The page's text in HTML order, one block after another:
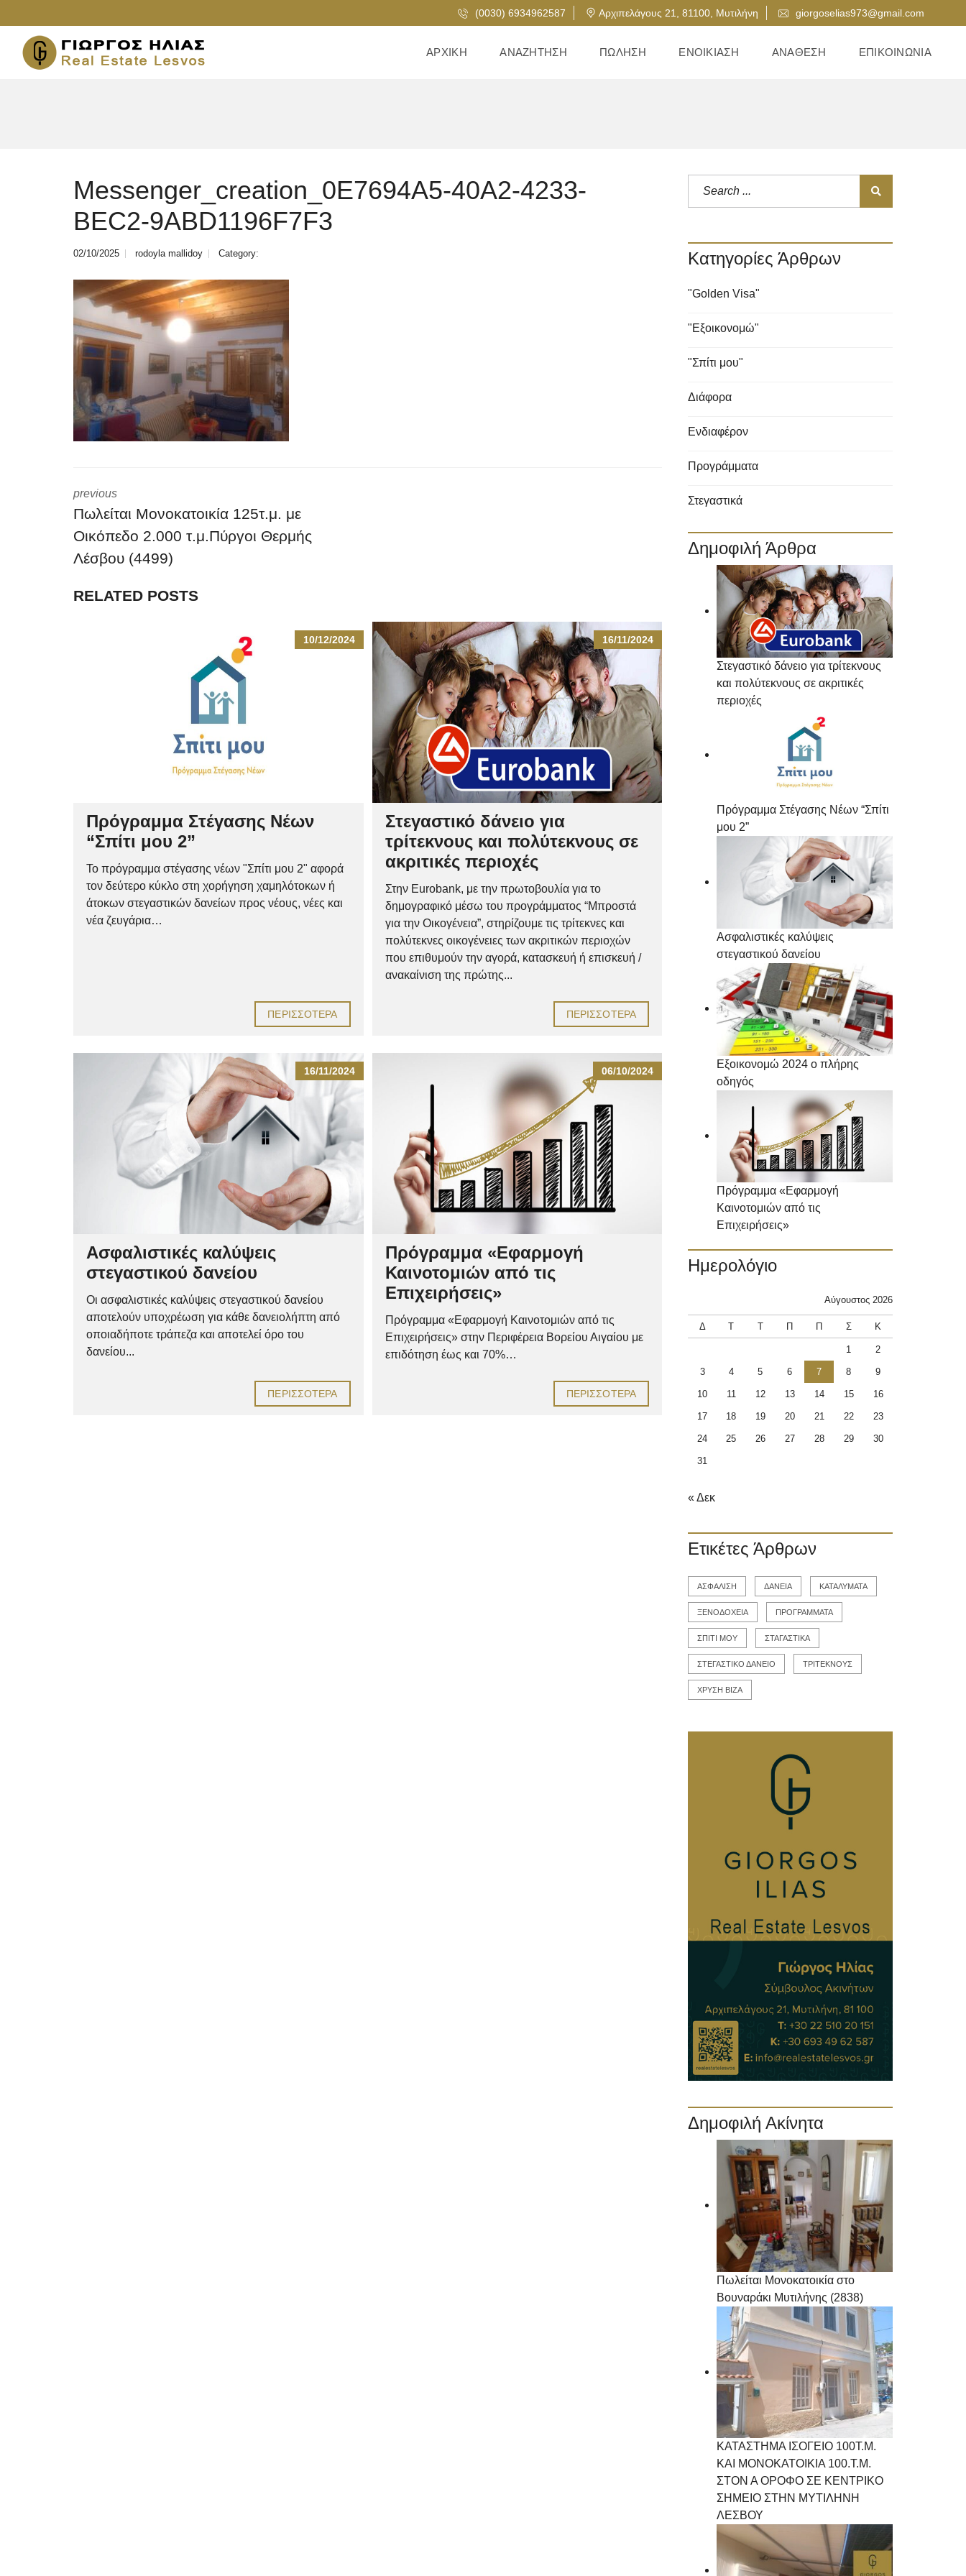
(0030) 6934962587 Αρχιπελάγους 21, 81100, Μυτιλήνη giorgoselias973@gmail.com
ΑΡΧΙΚΉ ΑΝΑΖΉΤΗΣΗ ΠΏΛΗΣΗ ΕΝΟΙΚΊΑΣΗ ΑΝΆΘΕΣΗ ΕΠΙΚΟΙΝΩΝΊΑ
Messenger_creation_0E7694A5-40A2-4233-
BEC2-9ABD1196F7F3
02/10/2025 rodoyla mallidoy Category:
previous
Πωλείται Μονοκατοικία 125τ.μ. με
Οικόπεδο 2.000 τ.μ.Πύργοι Θερμής
Λέσβου (4499)
RELATED POSTS
10/12/2024
Πρόγραμμα Στέγασης Νέων
“Σπίτι μου 2”
Το πρόγραμμα στέγασης νέων "Σπίτι μου 2" αφορά
τον δεύτερο κύκλο στη χορήγηση χαμηλότοκων ή
άτοκων στεγαστικών δανείων προς νέους, νέες και
νέα ζευγάρια…
ΠΕΡΙΣΣΌΤΕΡΑ
16/11/2024
Στεγαστικό δάνειο για
τρίτεκνους και πολύτεκνους σε
ακριτικές περιοχές
Στην Eurobank, με την πρωτοβουλία για το
δημογραφικό μέσω του προγράμματος “Μπροστά
για την Οικογένεια”, στηρίζουμε τις τρίτεκνες και
πολύτεκνες οικογένειες των ακριτικών περιοχών
που επιθυμούν την αγορά, κατασκευή ή επισκευή /
ανακαίνιση της πρώτης...
ΠΕΡΙΣΣΌΤΕΡΑ
16/11/2024
Ασφαλιστικές καλύψεις
στεγαστικού δανείου
Οι ασφαλιστικές καλύψεις στεγαστικού δανείου
αποτελούν υποχρέωση για κάθε δανειολήπτη από
οποιαδήποτε τράπεζα και αποτελεί όρο του
δανείου...
ΠΕΡΙΣΣΌΤΕΡΑ
06/10/2024
Πρόγραμμα «Εφαρμογή
Καινοτομιών από τις
Επιχειρήσεις»
Πρόγραμμα «Εφαρμογή Καινοτομιών από τις
Επιχειρήσεις» στην Περιφέρεια Βορείου Αιγαίου με
επιδότηση έως και 70%…
ΠΕΡΙΣΣΌΤΕΡΑ
Κατηγορίες Άρθρων
"Golden Visa"
"Εξοικονομώ"
"Σπίτι μου"
Διάφορα
Ενδιαφέρον
Προγράμματα
Στεγαστικά
Δημοφιλή Άρθρα
Στεγαστικό δάνειο για τρίτεκνους
και πολύτεκνους σε ακριτικές
περιοχές
Πρόγραμμα Στέγασης Νέων “Σπίτι
μου 2”
Ασφαλιστικές καλύψεις
στεγαστικού δανείου
Εξοικονομώ 2024 ο πλήρης
οδηγός
Πρόγραμμα «Εφαρμογή
Καινοτομιών από τις
Επιχειρήσεις»
Ημερολόγιο
Αύγουστος 2026
Δ Τ Τ Π Π Σ Κ
1 2
3 4 5 6 7 8 9
10 11 12 13 14 15 16
17 18 19 20 21 22 23
24 25 26 27 28 29 30
31
« Δεκ
Ετικέτες Άρθρων
ΑΣΦΑΛΙΣΗ ΔΑΝΕΙΑ ΚΑΤΑΛΥΜΑΤΑ
ΞΕΝΟΔΟΧΕΙΑ ΠΡΟΓΡΑΜΜΑΤΑ
ΣΠΙΤΙ ΜΟΥ ΣΤΑΓΑΣΤΙΚΑ
ΣΤΕΓΑΣΤΙΚΟ ΔΑΝΕΙΟ ΤΡΙΤΕΚΝΟΥΣ
ΧΡΥΣΗ ΒΙΖΑ
Δημοφιλή Ακίνητα
Πωλείται Μονοκατοικία στο
Βουναράκι Μυτιλήνης (2838)
ΚΑΤΑΣΤΗΜΑ ΙΣΟΓΕΙΟ 100Τ.Μ.
ΚΑΙ ΜΟΝΟΚΑΤΟΙΚΙΑ 100.Τ.Μ.
ΣΤΟΝ Α ΟΡΟΦΟ ΣΕ ΚΕΝΤΡΙΚΟ
ΣΗΜΕΙΟ ΣΤΗΝ ΜΥΤΙΛΗΝΗ
ΛΕΣΒΟΥ